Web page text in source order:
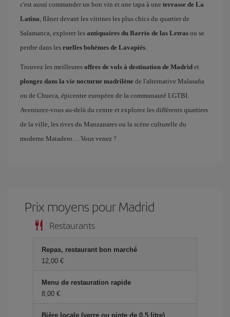
c'est aussi commander un bon vin et une tapa à une terrasse de La
Latina, flâner devant les vitrines les plus chics du quartier de
Salamanca, explorer les antiquaires du Barrio de las Letras ou se
perdre dans les ruelles bohèmes de Lavapiés.
Trouvez les meilleures offres de vols à destination de Madrid et
plongez dans la vie nocturne madrilène de l'alternative Malasaña
ou de Chueca, épicentre européen de la communauté LGTBI.
Aventurez-vous au-delà du centre et explorez les différents quartiers
de la ville, les rives du Manzanares ou la scène culturelle du
moderne Matadero… Vous venez ?
Prix ​​moyens pour Madrid
Restaurants
Repas, restaurant bon marché
12,00 €
Menu de restauration rapide
8,00 €
Bière locale (verre ou pinte de 0,5 litre)